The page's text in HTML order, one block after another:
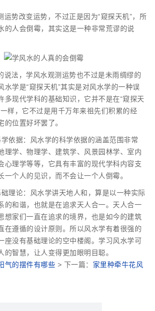
运势改变运势，不过正是因为“窥探天机”，所
的人会倒霉，其实这是一种非常荒谬的说
说法，学风水观测运势也不过是未雨绸缪的
水学是“窥探天机”其实是对风水学的一种误
多现代学科的基础知识，它并不是在“窥探天
样，它不过是用千万年来祖先们积累的经
的位置好坏罢了。
依据：风水学的科学依据的涵盖范围非常
理学、物理学、建筑学、风景园林学、室内
心理学等等，它具有丰富的现代学科内容支
一个人的见识，而不会让一个人倒霉。
理论：风水学讲天地人和，算是以一种实际
的和谐，也就是在追求天人合一。天人合一
想家们一直在追求的境界，也是如今的建筑
在遵循的设计原则。所以风水学有着很强的
座没有基础理论的空中楼阁。学习风水学可
的智慧，让人变得更加眼明目聪。
气的摆件有哪些 > 下一篇： 家里种牵牛花风